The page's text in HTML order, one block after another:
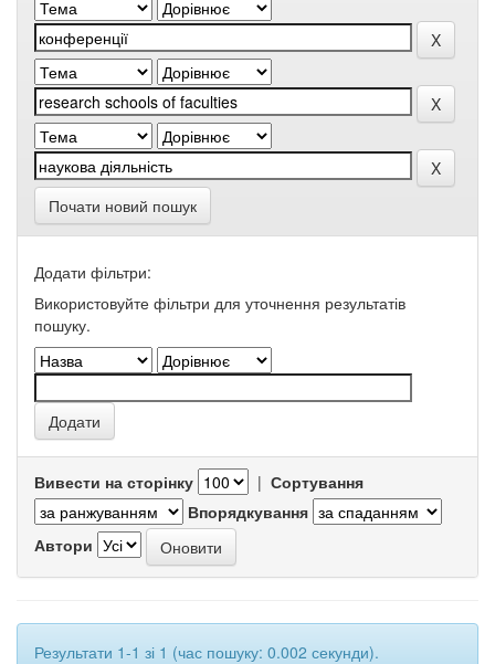
Почати новий пошук
Додати фільтри:
Використовуйте фільтри для уточнення результатів
пошуку.
Вивести на сторінку | Сортування
Впорядкування
Автори
Результати 1-1 зі 1 (час пошуку: 0.002 секунди).